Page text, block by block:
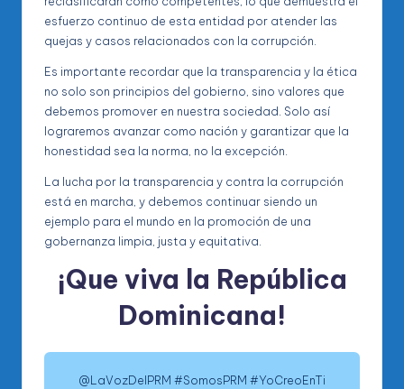
esfuerzo continuo de esta entidad por atender las
quejas y casos relacionados con la corrupción.
Es importante recordar que la transparencia y la ética
no solo son principios del gobierno, sino valores que
debemos promover en nuestra sociedad. Solo así
lograremos avanzar como nación y garantizar que la
honestidad sea la norma, no la excepción.
La lucha por la transparencia y contra la corrupción
está en marcha, y debemos continuar siendo un
ejemplo para el mundo en la promoción de una
gobernanza limpia, justa y equitativa.
¡Que viva la República
Dominicana!
@LaVozDelPRM #SomosPRM #YoCreoEnTi